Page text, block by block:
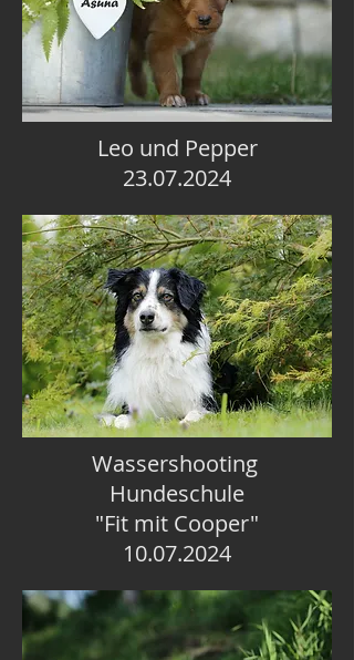
Leo und Pepper
23.07.2024
Wassershooting
Hundeschule
"Fit mit Cooper"
10.07.2024